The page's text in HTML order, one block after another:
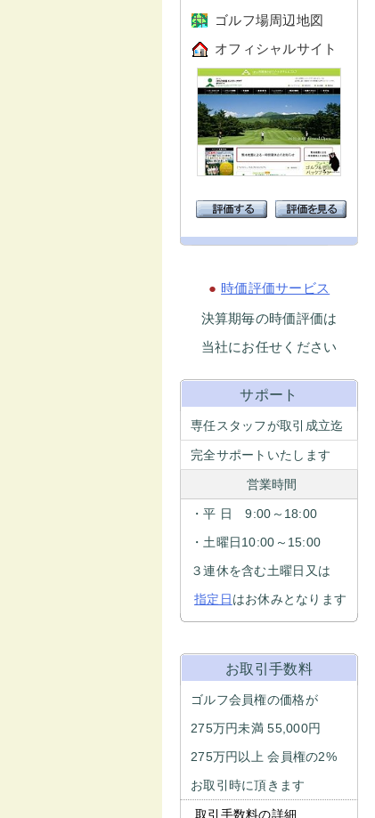
ゴルフ場周辺地図
オフィシャルサイト
● 時価評価サービス
決算期毎の時価評価は
当社にお任せください
サポート
専任スタッフが取引成立迄
完全サポートいたします
営業時間
・平 日 9:00～18:00
・土曜日10:00～15:00
３連休を含む土曜日又は
指定日はお休みとなります
お取引手数料
ゴルフ会員権の価格が
275万円未満 55,000円
275万円以上 会員権の2%
お取引時に頂きます
取引手数料の詳細